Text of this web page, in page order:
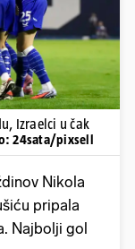
Izraelci u čak
24sata/pixsell
Nikola
pripala
Najbolji gol